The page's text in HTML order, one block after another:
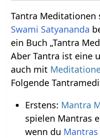
Tantra Meditationen
Swami Satyananda
ein Buch „Tantra
Aber Tantra ist eine
auch mit
Folgende
Erstens: Mantra
spielen Mantras
wenn du Mantras